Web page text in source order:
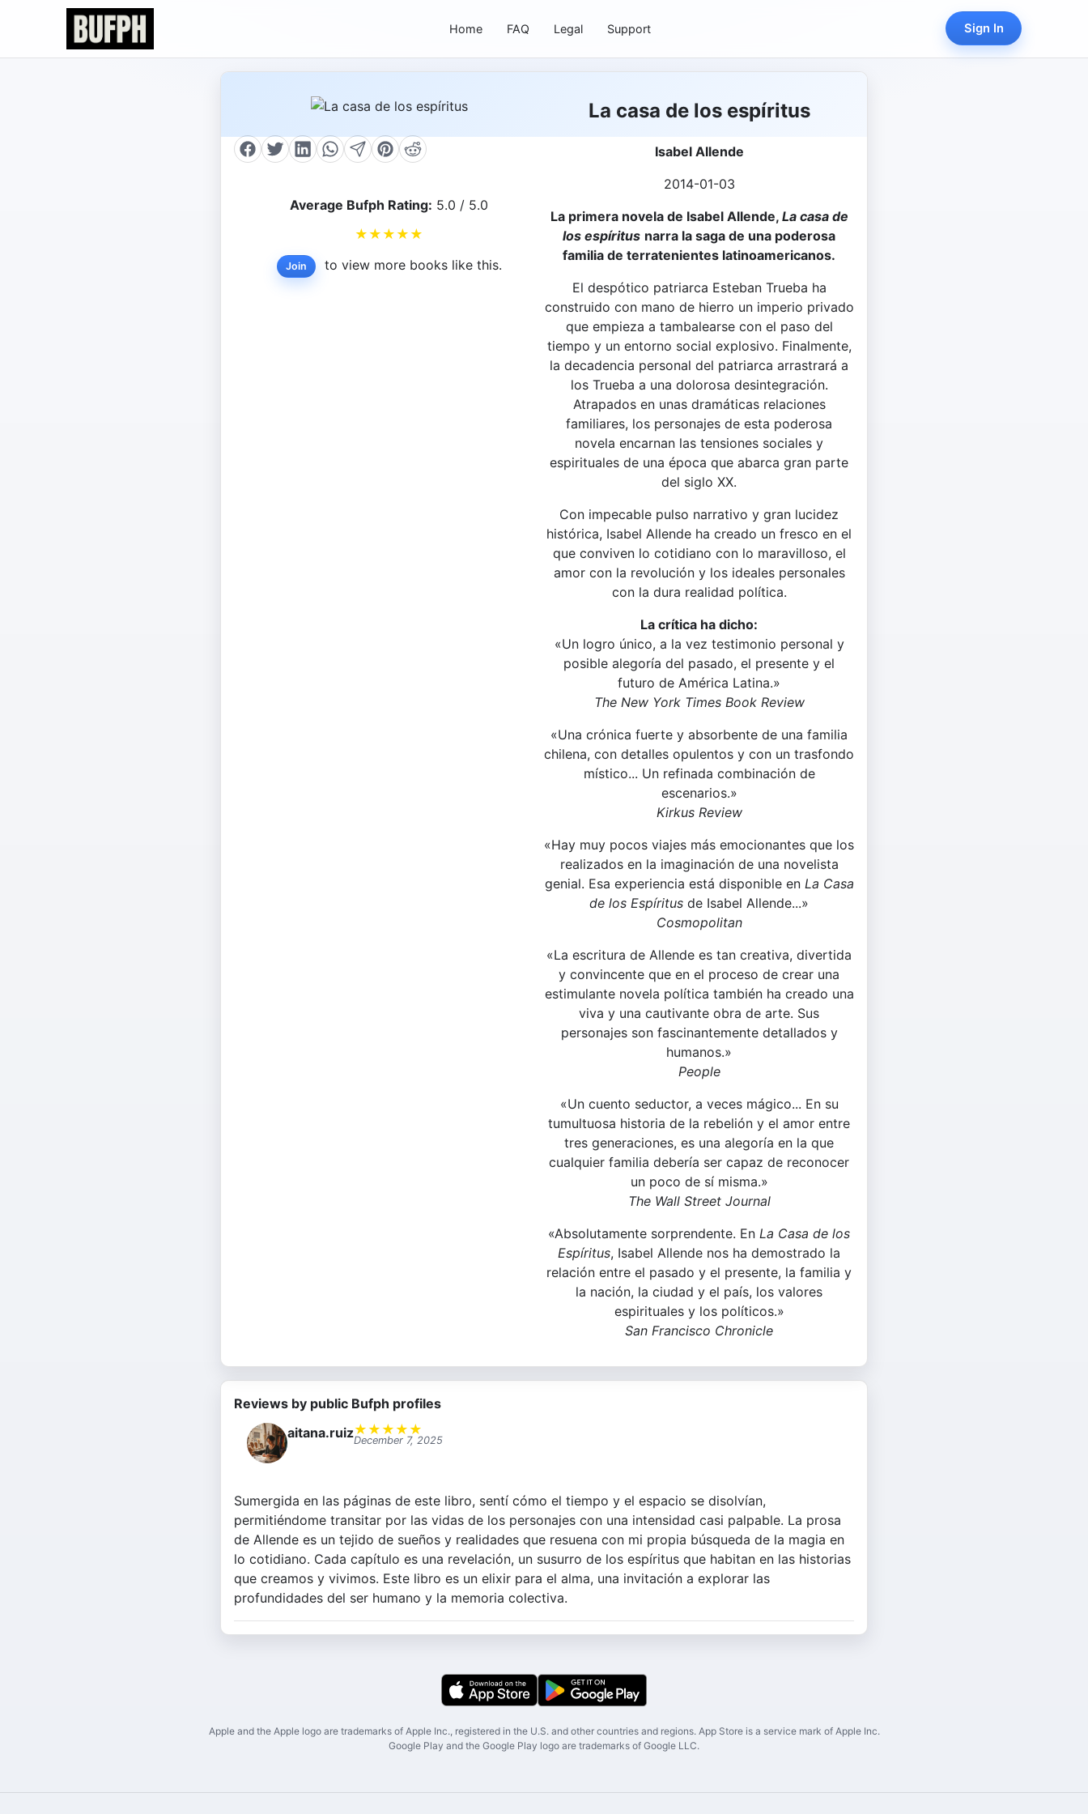
Home FAQ Legal Support Sign In
Average Bufph Rating: 5.0 / 5.0
★ ★ ★ ★ ★
Join to view more books like this.
La casa de los espíritus
Isabel Allende
2014-01-03
La primera novela de Isabel Allende, La casa de
los espíritus narra la saga de una poderosa
familia de terratenientes latinoamericanos.
El despótico patriarca Esteban Trueba ha
construido con mano de hierro un imperio privado
que empieza a tambalearse con el paso del
tiempo y un entorno social explosivo. Finalmente,
la decadencia personal del patriarca arrastrará a
los Trueba a una dolorosa desintegración.
Atrapados en unas dramáticas relaciones
familiares, los personajes de esta poderosa
novela encarnan las tensiones sociales y
espirituales de una época que abarca gran parte
del siglo XX.
Con impecable pulso narrativo y gran lucidez
histórica, Isabel Allende ha creado un fresco en el
que conviven lo cotidiano con lo maravilloso, el
amor con la revolución y los ideales personales
con la dura realidad política.
La crítica ha dicho:
«Un logro único, a la vez testimonio personal y
posible alegoría del pasado, el presente y el
futuro de América Latina.»
The New York Times Book Review
«Una crónica fuerte y absorbente de una familia
chilena, con detalles opulentos y con un trasfondo
místico... Un refinada combinación de
escenarios.»
Kirkus Review
«Hay muy pocos viajes más emocionantes que los
realizados en la imaginación de una novelista
genial. Esa experiencia está disponible en La Casa
de los Espíritus de Isabel Allende...»
Cosmopolitan
«La escritura de Allende es tan creativa, divertida
y convincente que en el proceso de crear una
estimulante novela política también ha creado una
viva y una cautivante obra de arte. Sus
personajes son fascinantemente detallados y
humanos.»
People
«Un cuento seductor, a veces mágico... En su
tumultuosa historia de la rebelión y el amor entre
tres generaciones, es una alegoría en la que
cualquier familia debería ser capaz de reconocer
un poco de sí misma.»
The Wall Street Journal
«Absolutamente sorprendente. En La Casa de los
Espíritus, Isabel Allende nos ha demostrado la
relación entre el pasado y el presente, la familia y
la nación, la ciudad y el país, los valores
espirituales y los políticos.»
San Francisco Chronicle
Reviews by public Bufph profiles
aitana.ruiz★ ★ ★ ★ ★
December 7, 2025
Sumergida en las páginas de este libro, sentí cómo el tiempo y el espacio se disolvían,
permitiéndome transitar por las vidas de los personajes con una intensidad casi palpable. La prosa
de Allende es un tejido de sueños y realidades que resuena con mi propia búsqueda de la magia en
lo cotidiano. Cada capítulo es una revelación, un susurro de los espíritus que habitan en las historias
que creamos y vivimos. Este libro es un elixir para el alma, una invitación a explorar las
profundidades del ser humano y la memoria colectiva.
Apple and the Apple logo are trademarks of Apple Inc., registered in the U.S. and other countries and regions. App Store is a service mark of Apple Inc.
Google Play and the Google Play logo are trademarks of Google LLC.